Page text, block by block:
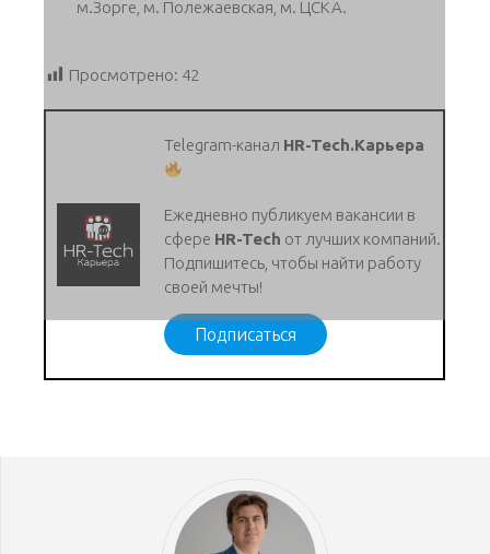
м.Зорге, м. Полежаевская, м. ЦСКА.
Просмотрено: 42
Telegram-канал HR-Tech.Карьера
Ежедневно публикуем вакансии в
сфере HR-Tech от лучших компаний.
Подпишитесь, чтобы найти работу
своей мечты!
Подписаться